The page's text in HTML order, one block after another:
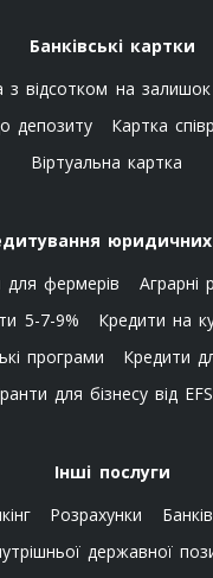
Банківські картки
з відсотком на
депозиту
Картка
Віртуальна картка
юридичних
для фермерів
Аграрні
5-7-9%
Кредити на
програми
Кредити
для бізнесу від
Інші послуги
Розрахунки
державної